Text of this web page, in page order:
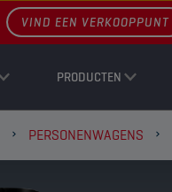
PRODUCTEN
VIND EEN VERKOOPPUNT
PERSONENWAGENS